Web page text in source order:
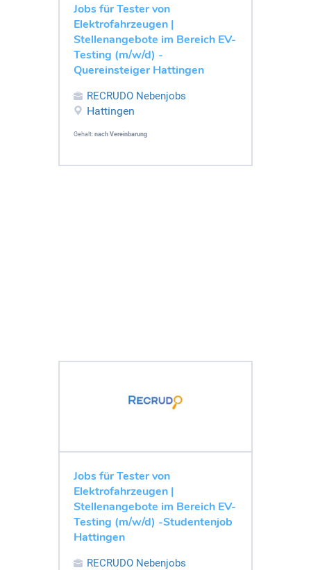
Jobs für Tester von
Elektrofahrzeugen |
Stellenangebote im Bereich EV-
Testing (m/w/d) -
Quereinsteiger Hattingen
RECRUDO Nebenjobs
Hattingen
Gehalt: nach Vereinbarung
Jobs für Tester von
Elektrofahrzeugen |
Stellenangebote im Bereich EV-
Testing (m/w/d) -Studentenjob
Hattingen
RECRUDO Nebenjobs